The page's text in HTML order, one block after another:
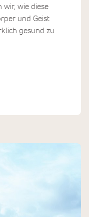
wir, wie diese
und Geist
gesund zu